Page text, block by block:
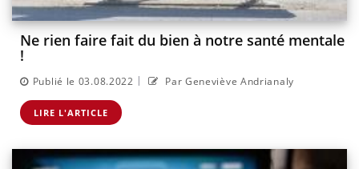
Ne rien faire fait du bien à notre santé mentale
!
Publié le 03.08.2022 | Par Geneviève Andrianaly
LIRE L'ARTICLE